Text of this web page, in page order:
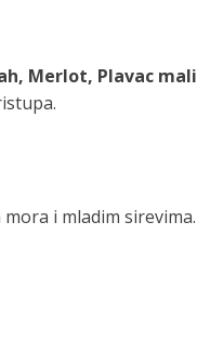
Merlot, Plavac mali
i mladim sirevima.